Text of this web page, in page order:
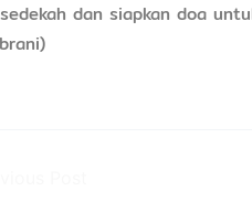
dan siapkan doa